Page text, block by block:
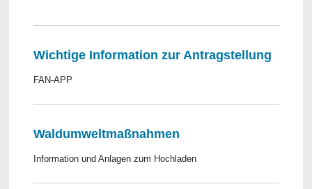
Wichtige Information zur Antragstellung
FAN-APP
Waldumweltmaßnahmen
Information und Anlagen zum Hochladen